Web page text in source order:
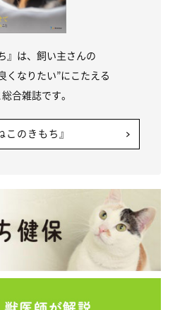
、さまざまな背景や意図が含まれ
普段の生活の中で見られる行動の
とで、愛猫の気持ちが見えてくる
』は、飼い主さんの
くなりたい”にこたえる
合雑誌です。
このきもち』